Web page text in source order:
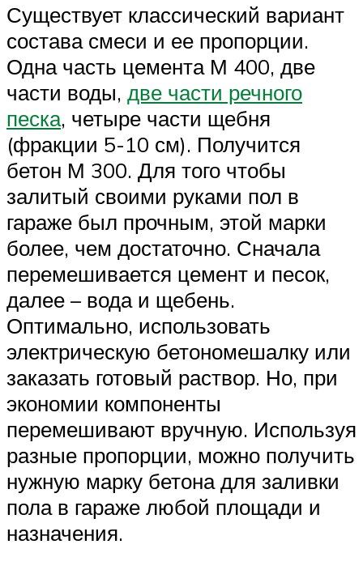
Существует классический вариант
состава смеси и ее пропорции.
Одна часть цемента М 400, две
части воды, две части речного
песка, четыре части щебня
(фракции 5-10 см). Получится
бетон М 300. Для того чтобы
залитый своими руками пол в
гараже был прочным, этой марки
более, чем достаточно. Сначала
перемешивается цемент и песок,
далее – вода и щебень.
Оптимально, использовать
электрическую бетономешалку или
заказать готовый раствор. Но, при
экономии компоненты
перемешивают вручную. Используя
разные пропорции, можно получить
нужную марку бетона для заливки
пола в гараже любой площади и
назначения.